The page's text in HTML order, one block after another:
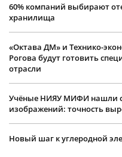
60% компаний выбирают
хранилища
«Октава ДМ» и Технико-
Рогова будут готовить
отрасли
Учëные НИЯУ МИФИ нашли
изображений: точность
Новый шаг к углеродной